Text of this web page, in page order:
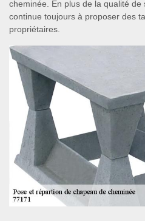
cheminée. En plus de la qualité de
continue toujours à proposer des
propriétaires.